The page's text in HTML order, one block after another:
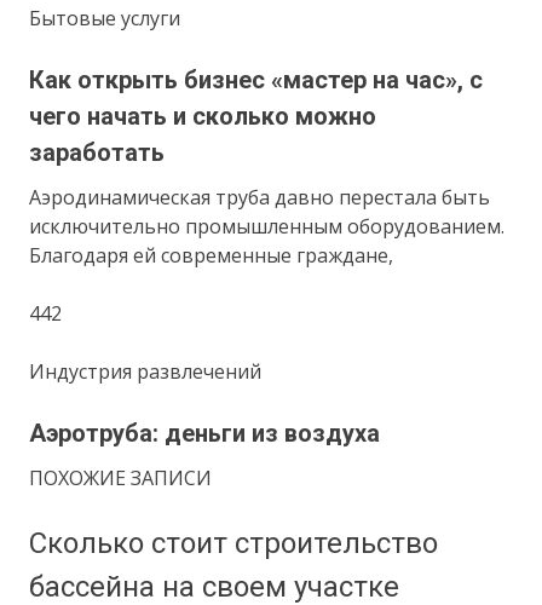
Бытовые услуги
Как открыть бизнес «мастер на час», с
чего начать и сколько можно
заработать
Аэродинамическая труба давно перестала быть
исключительно промышленным оборудованием.
Благодаря ей современные граждане,
442
Индустрия развлечений
Аэротруба: деньги из воздуха
ПОХОЖИЕ ЗАПИСИ
Сколько стоит строительство
бассейна на своем участке